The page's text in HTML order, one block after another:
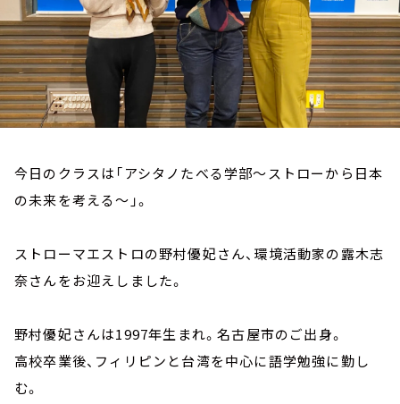
今日のクラスは「アシタノたべる学部～ストローから日本
の未来を考える～」。
ストローマエストロの野村優妃さん、環境活動家の露木志
奈さんをお迎えしました。
野村優妃さんは1997年生まれ。名古屋市のご出身。
高校卒業後、フィリピンと台湾を中心に語学勉強に勤し
む。